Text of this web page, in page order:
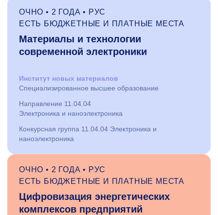
ОЧНО • 2 ГОДА • РУС
ЕСТЬ БЮДЖЕТНЫЕ И ПЛАТНЫЕ МЕСТА
Материалы и технологии
современной электроники
Институт новых материалов
Специализированное высшее образование
Направление 11.04.04
Электроника и наноэлектроника
Конкурсная группа 11.04.04 Электроника и
наноэлектроника
ОЧНО • 2 ГОДА • РУС
ЕСТЬ БЮДЖЕТНЫЕ И ПЛАТНЫЕ МЕСТА
Цифровизация энергетических
комплексов предприятий